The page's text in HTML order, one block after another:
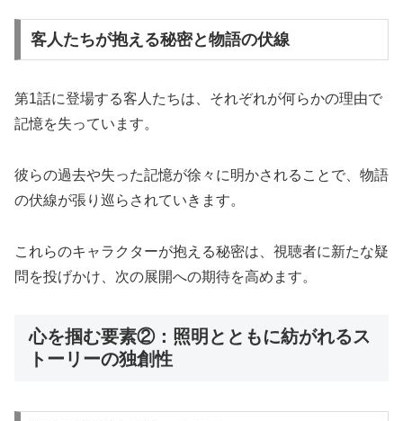
客人たちが抱える秘密と物語の伏線
第1話に登場する客人たちは、それぞれが何らかの理由で
記憶を失っています。
彼らの過去や失った記憶が徐々に明かされることで、物語
の伏線が張り巡らされていきます。
これらのキャラクターが抱える秘密は、視聴者に新たな疑
問を投げかけ、次の展開への期待を高めます。
心を掴む要素②：照明とともに紡がれるス
トーリーの独創性